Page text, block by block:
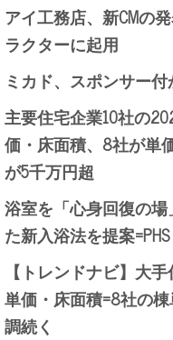
アイ工務店、新CMの
ラクターに起用
ミカド、スポンサー
主要住宅企業10社の
価・床面積、8社が単
が5千万円超
浴室を「心身回復の
た新入浴法を提案=PHS
【トレンドナビ】大
単価・床面積=8社の
調続く